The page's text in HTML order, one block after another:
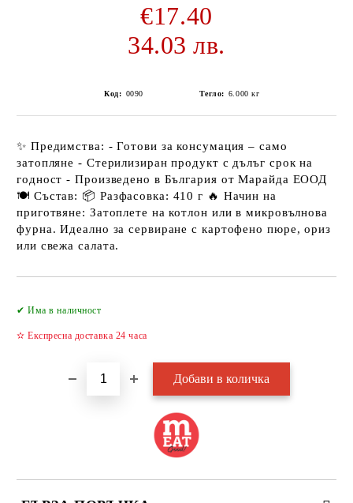
€17.40
34.03 лв.
Код: 0090 Тегло: 6.000 кг
✨ Предимства: - Готови за консумация – само
затопляне - Стерилизиран продукт с дълъг срок на
годност - Произведено в България от Марайда ЕООД
🍽️ Състав: 📦 Разфасовка: 410 г 🔥 Начин на
приготвяне: Затоплете на котлон или в микровълнова
фурна. Идеално за сервиране с картофено пюре, ориз
или свежа салата.
✔ Има в наличност
✫ Експресна доставка 24 часа